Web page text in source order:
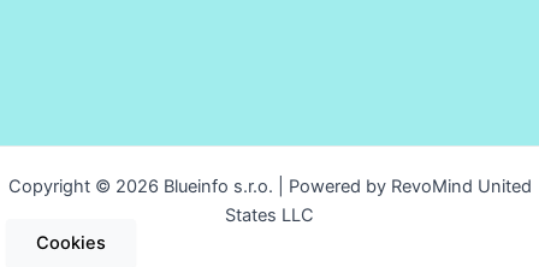
Copyright © 2026 Blueinfo s.r.o. | Powered by RevoMind United
States LLC
Cookies